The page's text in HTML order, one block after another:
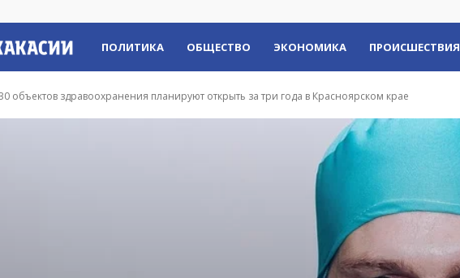
Пульс
Хакасии
ПОЛИТИКА ОБЩЕСТВО ЭКОНОМИКА ПРОИСШЕСТВИЯ
объектов здравоохранения планируют открыть за три года в Красноярском крае